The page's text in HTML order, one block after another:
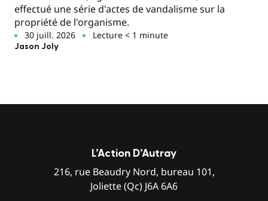
effectué une série d'actes de vandalisme sur la
propriété de l'organisme.
30 juill. 2026 Lecture < 1 minute
Jason Joly
L’Action D’Autray
216, rue Beaudry Nord, bureau 101,
Joliette (Qc) J6A 6A6